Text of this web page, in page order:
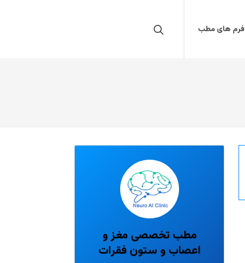
فرم های مطب
مطب تخصصی مغز و
اعصاب و ستون فقرات